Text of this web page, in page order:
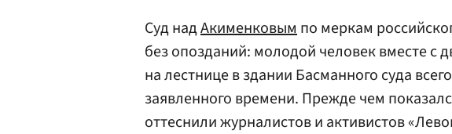
Суд надАкименковымпо меркам
без опозданий: молодой человек вместе с
на лестнице в здании Басманного суда
заявленного времени. Прежде чем
оттеснили журналистов и активистов